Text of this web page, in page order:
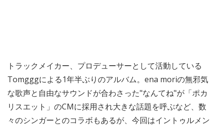
トラックメイカー、プロデューサーとして活動している
Tomgggによる1年半ぶりのアルバム。ena moriの無邪気
な歌声と自由なサウンドが合わさった"なんてね"が「ポカ
リスエット」のCMに採用され大きな話題を呼ぶなど、数
々のシンガーとのコラボもあるが、今回はイントゥルメン